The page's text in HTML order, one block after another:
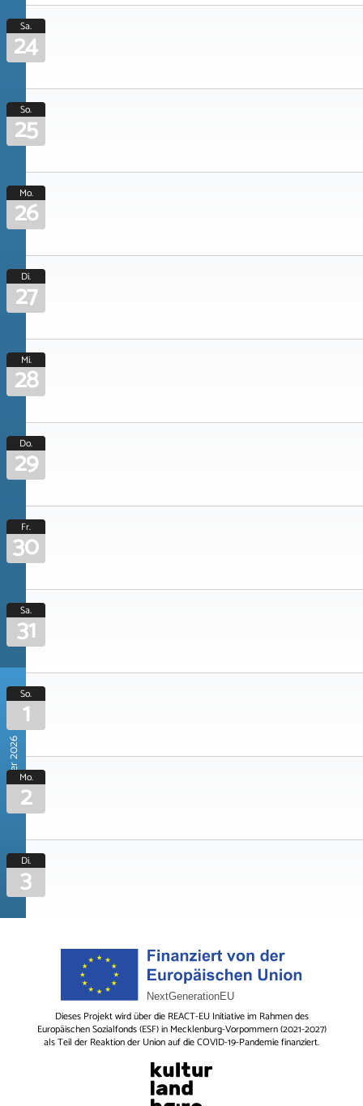
Sa.
24
So.
25
Mo.
26
Di.
27
Mi.
28
Do.
29
Fr.
30
Sa.
31
November 2026
So.
1
Mo.
2
Di.
3
Dieses Projekt wird über die REACT-EU Initiative im Rahmen des
Europäischen Sozialfonds (ESF) in Mecklenburg-Vorpommern (2021-2027)
als Teil der Reaktion der Union auf die COVID-19-Pandemie finanziert.